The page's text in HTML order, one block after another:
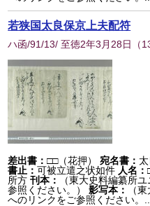
若狭国太良保京上夫配符
ハ函/91/13/ 至徳2年3月28日 （
差出書：□□（花押） 宛名書：
書止：可被立遣之状如件 人名：
所方 刊本：
（東大史料編纂所
参照ください。）
影写本：
（
へのリンクをご参照ください。...